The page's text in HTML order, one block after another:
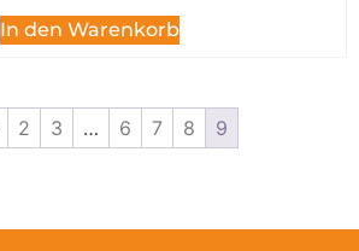
In den Warenkorb
2 3 … 6 7 8 9